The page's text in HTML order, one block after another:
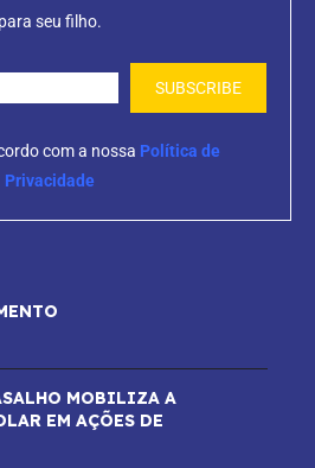
para seu filho.
com a nossa Política de
Privacidade
MOBILIZA A
EM AÇÕES DE